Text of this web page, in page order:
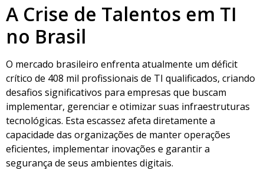
A Crise de Talentos em TI
no Brasil
O mercado brasileiro enfrenta atualmente um déficit
crítico de 408 mil profissionais de TI qualificados, criando
desafios significativos para empresas que buscam
implementar, gerenciar e otimizar suas infraestruturas
tecnológicas. Esta escassez afeta diretamente a
capacidade das organizações de manter operações
eficientes, implementar inovações e garantir a
segurança de seus ambientes digitais.